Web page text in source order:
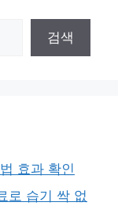
검색
효과 확인
로 습기 싹 없